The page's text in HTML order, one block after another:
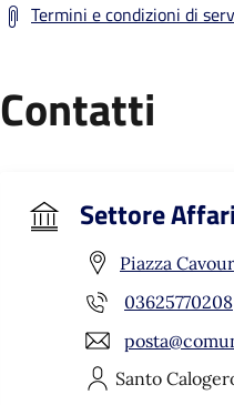
Termini e condizioni di
Contatti
Settore
Piazza
03625770208
Santo